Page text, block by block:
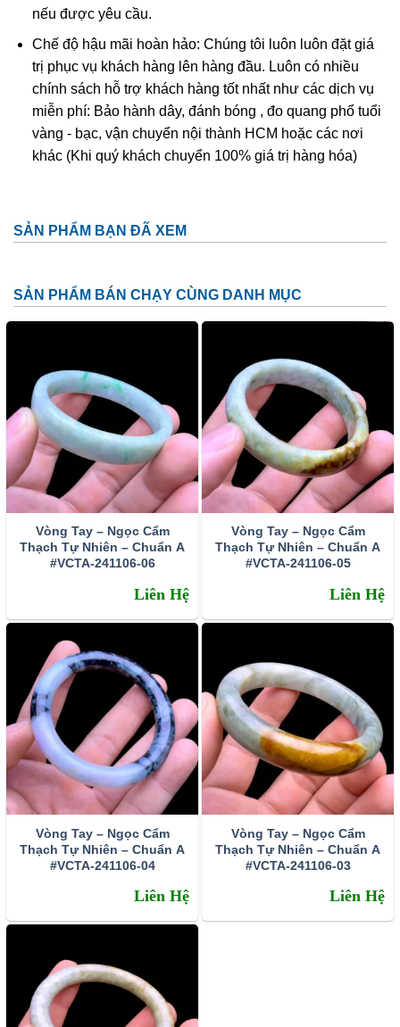
nếu được yêu cầu.
Chế độ hậu mãi hoàn hảo: Chúng tôi luôn luôn đặt giá
trị phục vụ khách hàng lên hàng đầu. Luôn có nhiều
chính sách hỗ trợ khách hàng tốt nhất như các dịch vụ
miễn phí: Bảo hành dây, đánh bóng , đo quang phổ tuổi
vàng - bạc, vận chuyển nội thành HCM hoặc các nơi
khác (Khi quý khách chuyển 100% giá trị hàng hóa)
SẢN PHẨM BẠN ĐÃ XEM
SẢN PHẨM BÁN CHẠY CÙNG DANH MỤC
Vòng Tay – Ngọc Cẩm
Thạch Tự Nhiên – Chuẩn A
#VCTA-241106-06
Liên Hệ
Vòng Tay – Ngọc Cẩm
Thạch Tự Nhiên – Chuẩn A
#VCTA-241106-05
Liên Hệ
Vòng Tay – Ngọc Cẩm
Thạch Tự Nhiên – Chuẩn A
#VCTA-241106-04
Liên Hệ
Vòng Tay – Ngọc Cẩm
Thạch Tự Nhiên – Chuẩn A
#VCTA-241106-03
Liên Hệ